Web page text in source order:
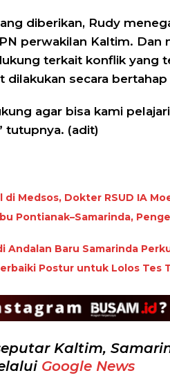
diberikan, Rudy
perwakilan Kaltim. Dan
terkait konflik yang
dilakukan secara
agar bisa kami
tutupnya. (adit)
Medsos, Dokter RSUD IA
Pontianak–Samarinda,
Andalan Baru Samarinda
Postur untuk Lolos Tes
Kaltim,
Google News